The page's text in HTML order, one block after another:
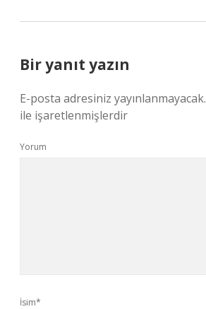
Bir yanıt yazın
E-posta adresiniz yayınlanmayacak.
ile işaretlenmişlerdir
Yorum
İsim*